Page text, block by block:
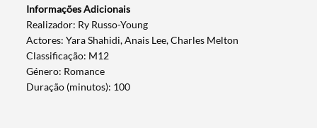
Informações Adicionais
Realizador: Ry Russo-Young
Actores: Yara Shahidi, Anais Lee, Charles Melton
Classificação: M12
Género: Romance
Duração (minutos): 100